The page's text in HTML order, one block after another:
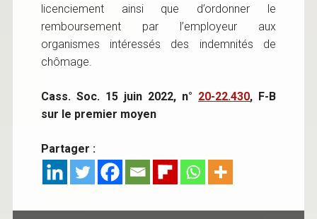
licenciement ainsi que d’ordonner le
remboursement par l’employeur aux
organismes intéressés des indemnités de
chômage.
Cass. Soc. 15 juin 2022, n° 20-22.430, F-B
sur le premier moyen
Partager :